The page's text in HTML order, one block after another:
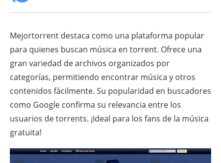
Mejortorrent destaca como una plataforma popular
para quienes buscan música en torrent. Ofrece una
gran variedad de archivos organizados por
categorías, permitiendo encontrar música y otros
contenidos fácilmente. Su popularidad en buscadores
como Google confirma su relevancia entre los
usuarios de torrents. ¡Ideal para los fans de la música
gratuita!